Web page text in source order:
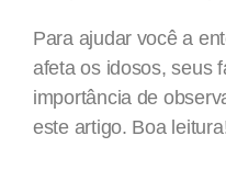
Para ajudar você a
afeta os idosos, seus
importância de
este artigo. Boa